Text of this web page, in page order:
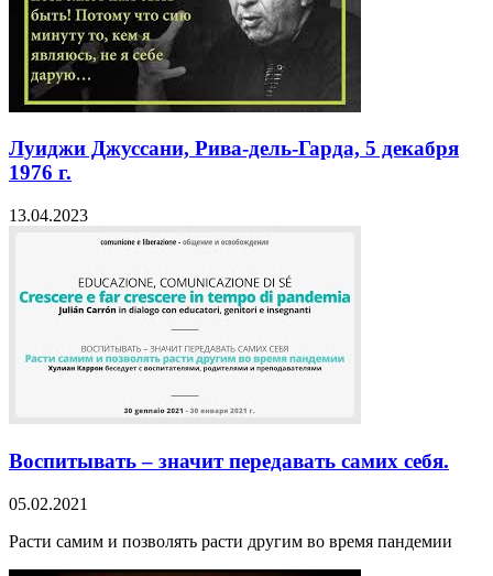
Луиджи Джуссани, Рива-дель-Гарда, 5 декабря
1976 г.
13.04.2023
Воспитывать – значит передавать самих себя.
05.02.2021
Расти самим и позволять расти другим во время пандемии